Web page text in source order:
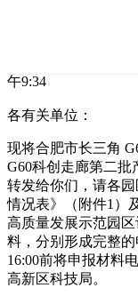
午9:34
各有关单位：
现将合肥市长三角
G60科创走廊第二批
转发给你们，请各
情况表》（附件1）
高质量发展示范园
料，分别形成完整
16:00前将申报材料
高新区科技局。